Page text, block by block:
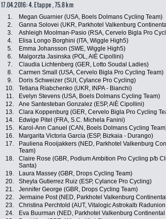
17.04.2016: 4. Etappe , 75.8 km
1. Megan Guarnier (USA, Boels Dolmans Cycling Team)
2.
Ganna Solovei (UKR, Parkhotel Valkenburg
3.
Ashleigh Moolman-Pasio (RSA, Cervelo Bigla Pro
4.
Elisa Longo Borghini (ITA, Wiggle High5)
5.
Emma Johansson (SWE, Wiggle High5)
6.
Malgorzta Jasinska (POL, AlÈ Cipollini)
7.
Claudia Lichtenberg (GER, Lotto Soudal Ladies)
8.
Carmen Small (USA, Cervelo Bigla Pro Cycling Team)
9.
Doris Schweizer (SUI, Cylance Pro Cycling)
10.
Tetiana Riabchenko (UKR, INPA - Bianchi)
11.
Evelyn Stevens (USA, Boels Dolmans Cycling Team)
12.
Ane Santesteban Gonzalez (ESP, AlÈ Cipollini)
13.
Clara Koppenburg (GER, Cervelo Bigla Pro Cycling
14.
Edwige Pitel (FRA, S.C. Michela Fanini)
15.
Karol-Ann Canuel (CAN, Boels Dolmans Cycling
16.
Margarita Victoria Garcia (ESP, Bizkaia - Durango)
17.
Pauliena Rooijakkers (NED, Parkhotel Valkenburg
Team)
18.
Claire Rose (GBR, Podium Ambition Pro Cycling p/b
Santa)
19. Laura Massey (GBR, Drops Cycling Team)
20.
Sheyla Gutierrez Ruiz (ESP, Cylance Pro Cycling)
21.
Jennifer George (GBR, Drops Cycling Team)
22.
Jermaine Post (NED, Parkhotel Valkenburg
23.
Christina Perchtold (AUT, Vitalogic Astrokalb Radunion
24.
Eva Buurman (NED, Parkhotel Valkenburg Continental
Facebook
Twitter
Newsletter: